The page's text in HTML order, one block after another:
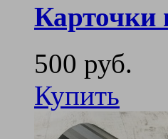
Карточки
500 руб.
Купить